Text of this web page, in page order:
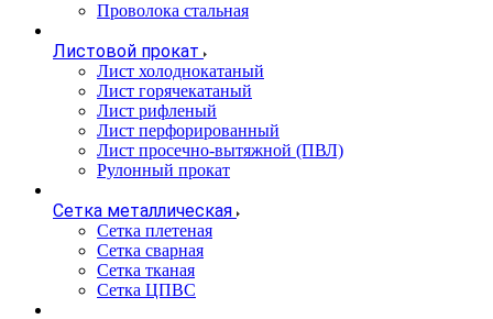
Проволока стальная
Листовой прокат
Лист холоднокатаный
Лист горячекатаный
Лист рифленый
Лист перфорированный
Лист просечно-вытяжной (ПВЛ)
Рулонный прокат
Сетка металлическая
Сетка плетеная
Сетка сварная
Сетка тканая
Сетка ЦПВС